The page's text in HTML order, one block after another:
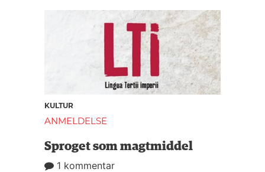
KULTUR
ANMELDELSE
Sproget som magtmiddel
1 kommentar